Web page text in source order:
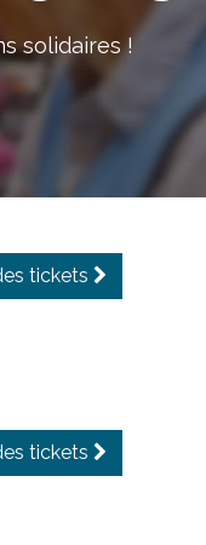
solidaires !
tickets
tickets